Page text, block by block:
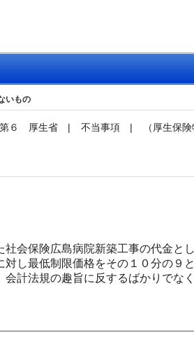
いもの
第６ 厚生省 | 不当事項 | （厚生保
保険広島病院新築工事の代金と
し最低制限価格をその１０分の９
計法規の趣旨に反するばかりでな